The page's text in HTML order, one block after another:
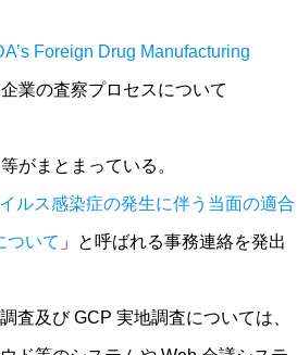
Foreign Drug Manufacturing
業の査察プロセスについて
がまとまっている。
ルス感染症の発生に伴う当面の適合
ついて 」と呼ばれる事務連絡を発出
査及び GCP 実地調査については、